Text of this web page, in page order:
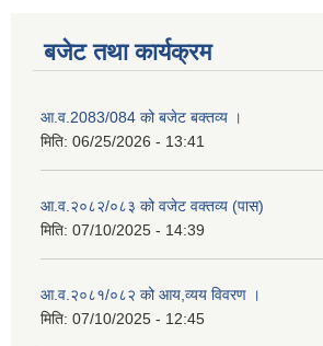
बजेट तथा कार्यक्रम
आ.व.2083/084 को बजेट बक्तव्य ।
मिति: 06/25/2026 - 13:41
आ.व.२०८२/०८३ को वजेट वक्तव्य (पास)
मिति: 07/10/2025 - 14:39
आ.व.२०८१/०८२ को आय,व्यय विवरण ।
मिति: 07/10/2025 - 12:45